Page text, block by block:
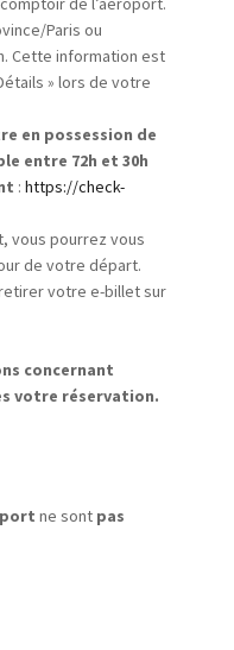
Paris ou
Cette information est
» lors de votre
en possession de
entre 72h et 30h
: https://check-
vous pourrez vous
de votre départ.
votre e-billet sur
concernant
votre réservation.
ne sont pas